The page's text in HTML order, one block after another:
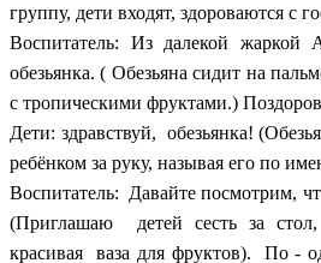
группу, дети входят, здороваются с
Воспитатель: Из далекой жаркой
обезьянка. ( Обезьяна сидит на
с тропическими фруктами.)
Дети: здравствуй, обезьянка!
ребёнком за руку, называя его по
Воспитатель: Давайте посмотрим,
(Приглашаю детей сесть за
красивая ваза для фруктов). По -